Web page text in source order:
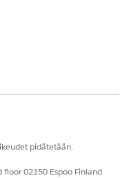
pidätetään.
floor 02150 Espoo Finland